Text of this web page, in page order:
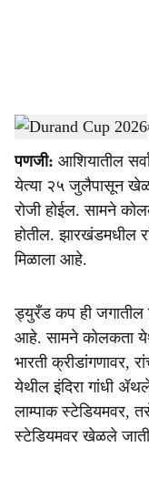
a
r
e
Durand Cup 2026-Dainik
पणजी: आशियातील
येत्या २५ जुलैपासून
रोजी होईल. सामने
होतील. झारखंडमधील
मिळाला आहे.
ड्युरँड कप ही जगातील
आहे. सामने कोलकता येथे
भारती क्रीडांगणावर,
येथील इंदिरा गांधी
लाम्पाक स्टेडियमवर,
स्टेडियमवर खेळले